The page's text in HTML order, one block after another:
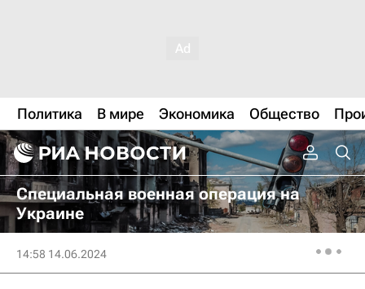
Политика В мире Экономика Общество
Специальная военная операция на
Украине
14:58 14.06.2024